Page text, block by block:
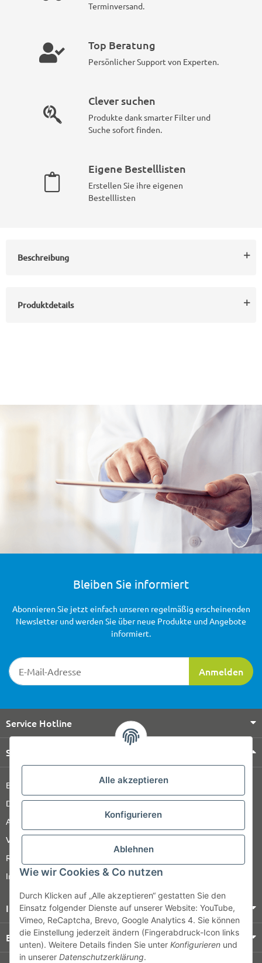
Alle akzeptieren
Konfigurieren
Ablehnen
Wie wir Cookies & Co nutzen
Durch Klicken auf „Alle akzeptieren“ gestatten Sie den
Einsatz folgender Dienste auf unserer Website: YouTube,
Vimeo, ReCaptcha, Brevo, Google Analytics 4. Sie können
die Einstellung jederzeit ändern (Fingerabdruck-Icon links
unten). Weitere Details finden Sie unter Konfigurieren und
in unserer Datenschutzerklärung.
Terminversand.
Top Beratung
Persönlicher Support von Experten.
Clever suchen
Produkte dank smarter Filter und
Suche sofort finden.
Eigene Bestelllisten
Erstellen Sie ihre eigenen
Bestelllisten
Beschreibung
Produktdetails
Bleiben Sie informiert
Newsletter-Registrierung
Anmelden
Abonnieren Sie jetzt einfach unseren regelmäßig erscheinenden
Newsletter und werden Sie über neue Produkte und Angebote
informiert.
Service Hotline
Shop Service
Barrierefreiheitserklärung
Datenschutz
AGB
Versandinformationen
Retour
Impressum
Informationen
Bezahlung & Versand